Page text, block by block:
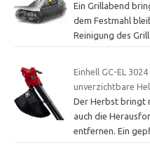
Ein Grillabend
dem Festmahl
Reinigung des
Einhell GC-EL
unverzichtbare
Der Herbst bringt
auch die
entfernen. Ein